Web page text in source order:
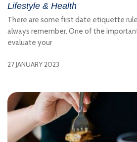
Lifestyle & Health
There are some first date etiquette
always remember. One of the
evaluate your
27 JANUARY 2023